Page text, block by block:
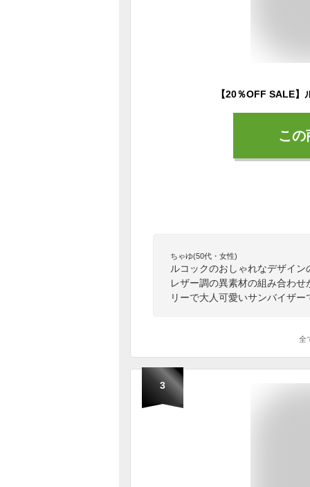
こ
ちゃゆ(50代・女性)
ルコックのおしゃれなデザイ
レザー調の異素材の組み合わ
リーで大人可愛いサンバイザー
全
3